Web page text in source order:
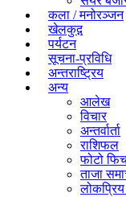
कला / मनोरञ्जन
खेलकुद़़
पर्यटन
सूचना-प्रविधि
अन्तराष्ट्रिय
अन्य
आलेख
विचार
अन्तर्वार्ता
राशिफल
फोटो
ताजा